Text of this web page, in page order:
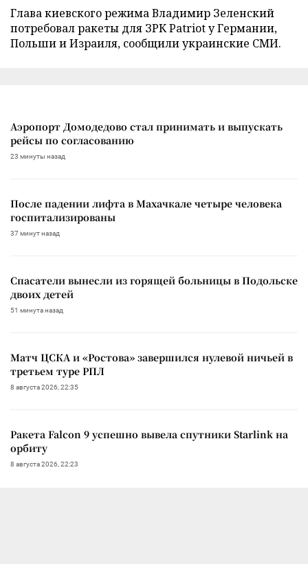
Глава киевского режима Владимир Зеленский
потребовал ракеты для ЗРК Patriot у Германии,
Польши и Израиля, сообщили украинские СМИ.
Аэропорт Домодедово стал принимать и выпускать
рейсы по согласованию
23 минуты назад
После падении лифта в Махачкале четыре человека
госпитализированы
37 минут назад
Спасатели вынесли из горящей больницы в Подольске
двоих детей
51 минута назад
Матч ЦСКА и «Ростова» завершился нулевой ничьей в
третьем туре РПЛ
8 августа 2026, 22:35
Ракета Falcon 9 успешно вывела спутники Starlink на
орбиту
8 августа 2026, 22:23